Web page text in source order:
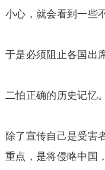
小心，就会看到一些
于是必须阻止各国出席
二怕正确的历史记忆。
除了宣传自己是受害
重点，是将侵略中国